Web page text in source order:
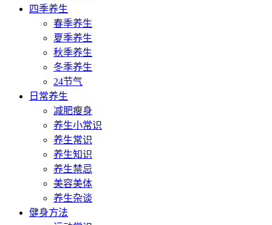
四季养生
春季养生
夏季养生
秋季养生
冬季养生
24节气
日常养生
减肥瘦身
养生小常识
养生常识
养生知识
养生禁忌
美容美体
养生杂谈
健身方法